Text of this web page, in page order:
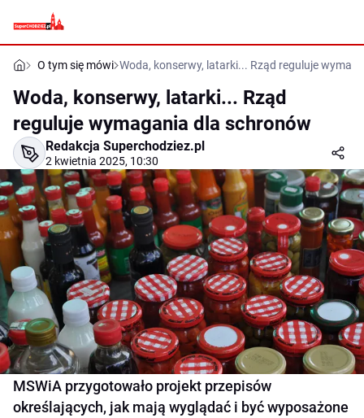
O tym się mówi Woda, konserwy, latarki... Rząd reguluje
Woda, konserwy, latarki... Rząd
reguluje wymagania dla schronów
Redakcja Superchodziez.pl
2 kwietnia 2025, 10:30
MSWiA przygotowało projekt przepisów
określających, jak mają wyglądać i być wyposażone